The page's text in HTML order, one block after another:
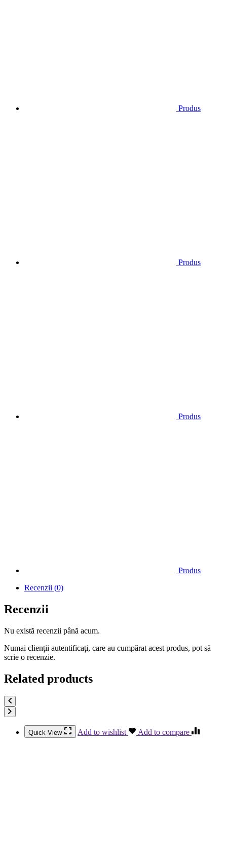
Produs
Produs
Produs
Produs
Recenzii (0)
Recenzii
Nu există recenzii până acum.
Numai clienții autentificați, care au cumpărat acest produs, pot să
scrie o recenzie.
Related products
Quick View Add to wishlist Add to compare